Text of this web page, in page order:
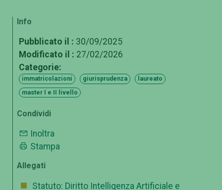
Info
Pubblicato il : 30/09/2025
Modificato il : 27/02/2026
Categorie:
immatricolazioni giurisprudenza
laureato
master I e II livello
Condividi
Inoltra
Stampa
Allegati
Statuto: Diritto Intelligenza Artificiale e